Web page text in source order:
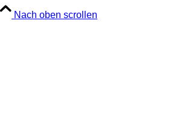
Nach oben scrollen